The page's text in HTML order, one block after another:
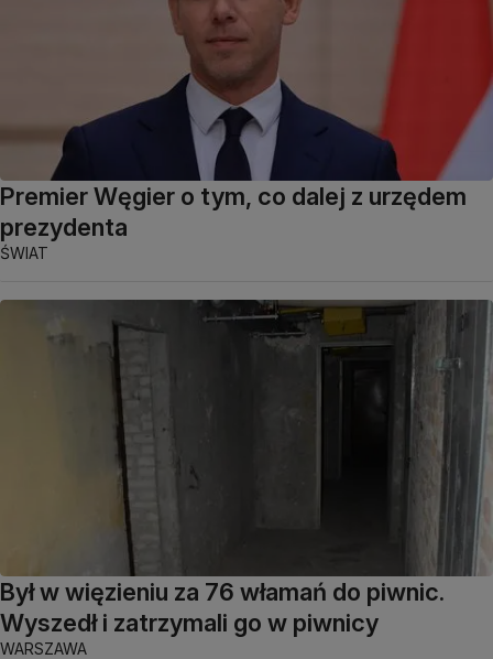
Premier Węgier o tym, co dalej z urzędem
prezydenta
ŚWIAT
Był w więzieniu za 76 włamań do piwnic.
Wyszedł i zatrzymali go w piwnicy
WARSZAWA